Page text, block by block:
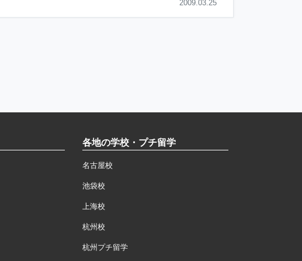
2009.03.25
各地の学校・プチ留学
名古屋校
池袋校
上海校
杭州校
杭州プチ留学